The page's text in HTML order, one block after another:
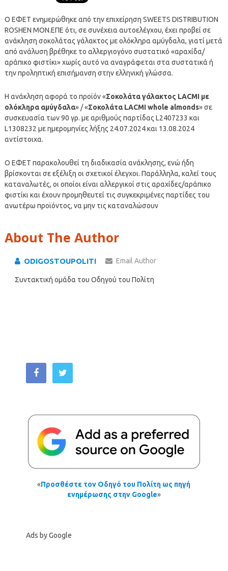
Ο ΕΦΕΤ ενημερώθηκε από την επιχείρηση SWEETS DISTRIBUTION
ROSHEN ΜΟΝ.ΕΠΕ ότι, σε συνέχεια αυτοελέγχου, έχει προβεί σε
ανάκληση σοκολάτας γάλακτος με ολόκληρα αμύγδαλα, γιατί μετά
από ανάλυση βρέθηκε το αλλεργιογόνο συστατικό «αραχίδα/
αράπικο φιστίκι» χωρίς αυτό να αναγράφεται στα συστατικά ή
την προληπτική επισήμανση στην ελληνική γλώσσα.
Η ανάκληση αφορά το προϊόν «Σοκολάτα γάλακτος LACMI με
ολόκληρα αμύγδαλα» / «Σοκολάτα LACMI whole almonds» σε
συσκευασία των 90 γρ. με αριθμούς παρτίδας L2407233 και
L1308232 με ημερομηνίες λήξης 24.07.2024 και 13.08.2024
αντίστοιχα.
Ο ΕΦΕΤ παρακολουθεί τη διαδικασία ανάκλησης, ενώ ήδη
βρίσκονται σε εξέλιξη οι σχετικοί έλεγχοι. Παράλληλα, καλεί τους
καταναλωτές, οι οποίοι είναι αλλεργικοί στις αραχίδες/αράπικο
φιστίκι και έχουν προμηθευτεί τις συγκεκριμένες παρτίδες του
ανωτέρω προϊόντος, να μην τις καταναλώσουν
About The Author
ODIGOSTOUPOLITI Email Author
Συντακτική ομάδα του Οδηγού του Πολίτη
«Προσθέστε τον Οδηγό του Πολίτη ως πηγή
ενημέρωσης στην Google»
Ads by Google